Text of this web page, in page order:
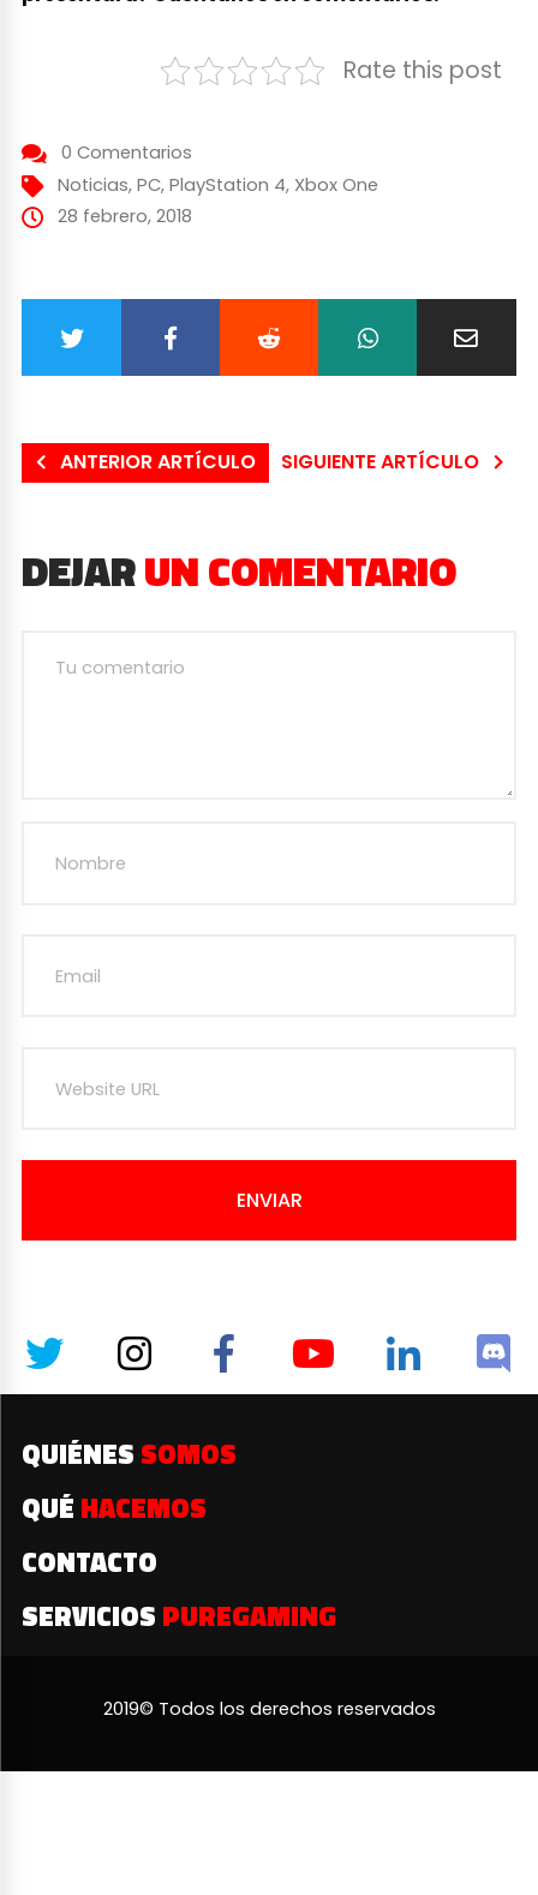
Rate this post
0 Comentarios
Noticias, PC, PlayStation 4, Xbox One
28 febrero, 2018
ANTERIOR ARTÍCULO SIGUIENTE ARTÍCULO
DEJARUN COMENTARIO
ENVIAR
QUIÉNES SOMOS
QUÉ HACEMOS
CONTACTO
SERVICIOS PUREGAMING
2019© Todos los derechos reservados